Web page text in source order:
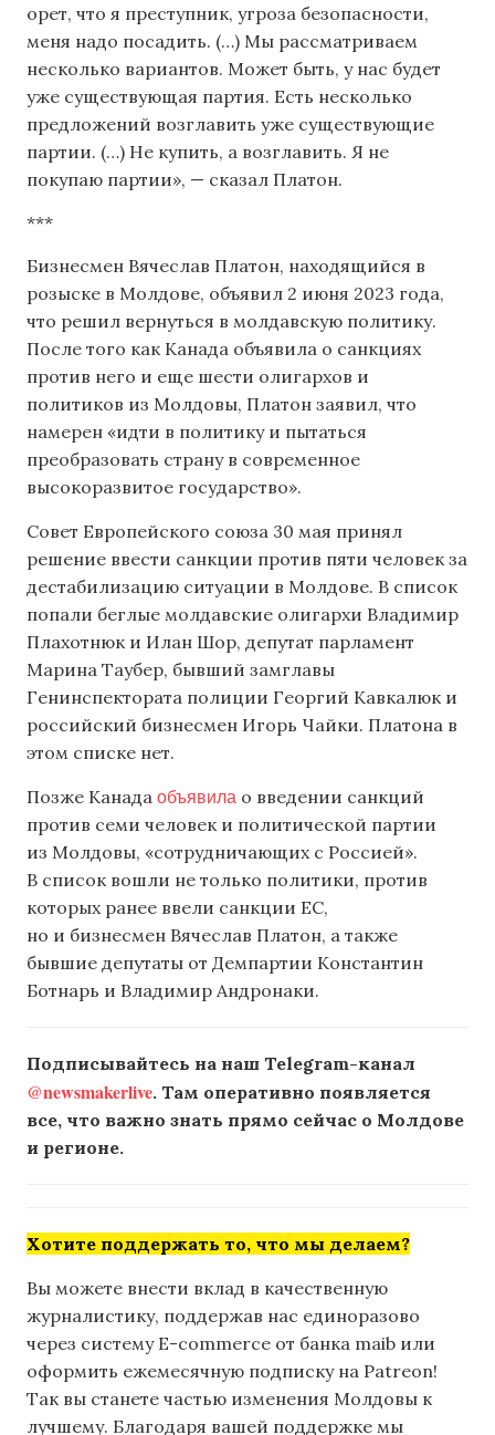
орет, что я преступник, угроза безопасности,
меня надо посадить. (…) Мы рассматриваем
несколько вариантов. Может быть, у нас будет
уже существующая партия. Есть несколько
предложений возглавить уже существующие
партии. (…) Не купить, а возглавить. Я не
покупаю партии», — сказал Платон.
***
Бизнесмен Вячеслав Платон, находящийся в
розыске в Молдове, объявил 2 июня 2023 года,
что решил вернуться в молдавскую политику.
После того как Канада объявила о санкциях
против него и еще шести олигархов и
политиков из Молдовы, Платон заявил, что
намерен «идти в политику и пытаться
преобразовать страну в современное
высокоразвитое государство».
Совет Европейского союза 30 мая принял
решение ввести санкции против пяти человек за
дестабилизацию ситуации в Молдове. В список
попали беглые молдавские олигархи Владимир
Плахотнюк и Илан Шор, депутат парламент
Марина Таубер, бывший замглавы
Генинспектората полиции Георгий Кавкалюк и
российский бизнесмен Игорь Чайки. Платона в
этом списке нет.
Позже Канада объявила о введении санкций
против семи человек и политической партии
из Молдовы, «сотрудничающих с Россией».
В список вошли не только политики, против
которых ранее ввели санкции ЕС,
но и бизнесмен Вячеслав Платон, а также
бывшие депутаты от Демпартии Константин
Ботнарь и Владимир Андронаки.
Подписывайтесь на наш Telegram-канал
@newsmakerlive. Там оперативно появляется
все, что важно знать прямо сейчас о Молдове
и регионе.
Хотите поддержать то, что мы делаем?
Вы можете внести вклад в качественную
журналистику, поддержав нас единоразово
через систему E-commerce от банка maib или
оформить ежемесячную подписку на Patreon!
Так вы станете частью изменения Молдовы к
лучшему. Благодаря вашей поддержке мы